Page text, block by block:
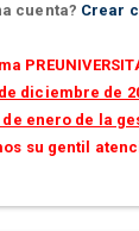
cuenta? Crear
diciembre de
de enero de la
su gentil